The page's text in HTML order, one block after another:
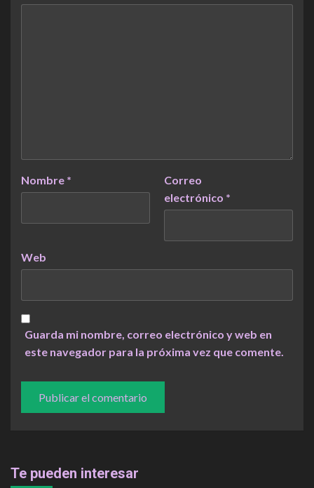
Nombre *
Correo
electrónico *
Web
Guarda mi nombre, correo electrónico y web en
este navegador para la próxima vez que comente.
Te pueden interesar